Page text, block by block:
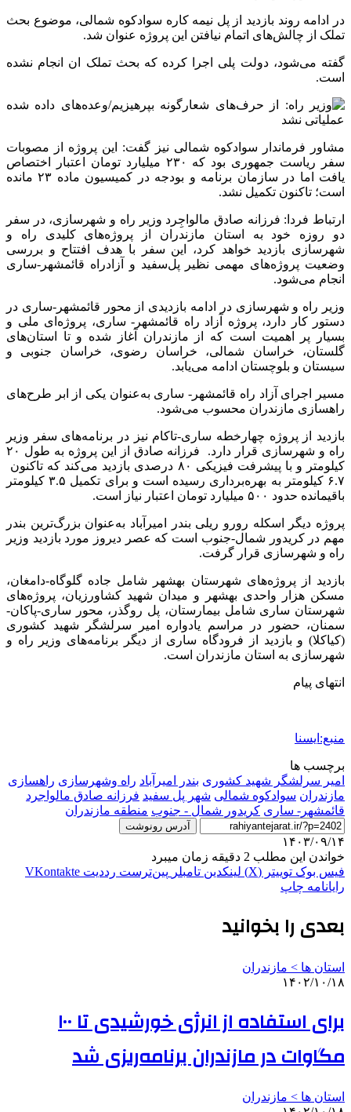
در ادامه روند بازدید از پل نیمه کاره سوادکوه شمالی، موضوع بحث
‌تملک از چالش‌های اتمام نیافتن این پروژه عنوان شد.
گفته می‌شود، دولت پلی اجرا کرده که بحث ‌تملک ان انجام نشده
است.
مشاور فرماندار سوادکوه شمالی نیز گفت: این پروژه از مصوبات
سفر ریاست جمهوری بود که ۲۳۰ میلیارد تومان اعتبار اختصاص
یافت اما در سازمان برنامه و بودجه در کمیسیون ماده ۲۳ مانده
است؛ تاکنون تکمیل نشد.
ارتباط فردا: فرزانه صادق مالواجِرد وزیر راه و شهرسازی، در سفر
دو روزه خود به استان مازندران از پروژه‌های کلیدی راه و
شهرسازی بازدید خواهد کرد، این سفر با هدف افتتاح و بررسی
وضعیت پروژه‌های مهمی نظیر پل‌سفید و آزادراه قائمشهر-ساری
انجام می‌شود.
وزیر راه و شهرسازی در ادامه بازدیدی از محور قائمشهر-ساری در
دستور کار دارد، پروژه آزاد راه قائمشهر- ساری، پروژه‌ای ملی و
بسیار پر اهمیت است که از مازندران آغاز شده و تا استان‌های
گلستان، خراسان شمالی، خراسان رضوی، خراسان جنوبی و
سیستان و بلوچستان ادامه می‌یابد.
مسیر اجرای آزاد راه قائمشهر- ساری به‌عنوان یکی از ابر طرح‌های
راهسازی مازندران محسوب می‌شود.
بازدید از پروژه چهارخطه ساری-تاکام نیز در برنامه‌های سفر وزیر
راه و شهرسازی قرار دارد. فرزانه صادق از این پروژه به طول ۲۰
کیلومتر و با پیشرفت فیزیکی ۸۰ درصدی بازدید می‌کند که تاکنون
۶.۷ کیلومتر به بهره‌برداری رسیده است و برای تکمیل ۳.۵ کیلومتر
باقیمانده حدود ۵۰۰ میلیارد تومان اعتبار نیاز است.
پروژه دیگر اسکله رورو ریلی بندر امیرآباد به‌عنوان بزرگ‌ترین بندر
مهم در کریدور شمال-جنوب است که عصر دیروز مورد بازدید وزیر
راه و شهرسازی قرار گرفت.
بازدید از پروژه‌های شهرستان بهشهر شامل جاده گلوگاه-دامغان،
مسکن هزار واحدی بهشهر و میدان شهید کشاورزیان، پروژه‌های
شهرستان ساری شامل بیمارستان، پل روگذر، محور ساری-پاکان-
سمنان، حضور در مراسم یادواره امیر سرلشگر شهید کشوری
(کیاکلا) و بازدید از فرودگاه ساری از دیگر برنامه‌های وزیر راه و
شهرسازی به استان مازندران است.
انتهای پیام
منبع:ایسنا
برچسب ها
امیر سرلشگر شهید کشوری بندر امیرآباد راه وشهرسازی راهسازی
مازندران سوادکوه شمالی شهر پل سفید فرزانه صادق مالواجرد
قائمشهر- ساری کریدور شمال - جنوب منطقه مازندران
آدرس رونوشت
۱۴۰۳/۰۹/۱۴
خواندن این مطلب 2 دقیقه زمان میبرد
فیس بوک توییتر (X) لینکدین ‫تامبلر ‫پین‌ترست ‫رددیت ‫VKontakte
رایانامه چاپ
بعدی را بخوانید
استان ها > مازندران
۱۴۰۲/۱۰/۱۸
برای استفاده از انرژی خورشیدی تا ۱۰۰
مگاوات در مازندران برنامه‌ریزی شد
استان ها > مازندران